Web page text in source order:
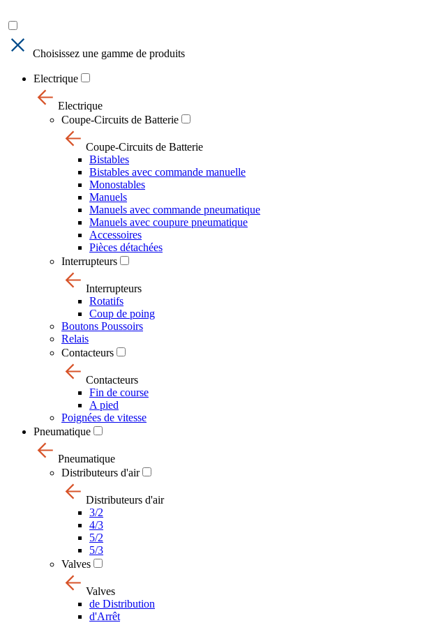
Choisissez une gamme de produits
Electrique
Electrique
Coupe-Circuits de Batterie
Coupe-Circuits de Batterie
Bistables
Bistables avec commande manuelle
Monostables
Manuels
Manuels avec commande pneumatique
Manuels avec coupure pneumatique
Accessoires
Pièces détachées
Interrupteurs
Interrupteurs
Rotatifs
Coup de poing
Boutons Poussoirs
Relais
Contacteurs
Contacteurs
Fin de course
A pied
Poignées de vitesse
Pneumatique
Pneumatique
Distributeurs d'air
Distributeurs d'air
3/2
4/3
5/2
5/3
Valves
Valves
de Distribution
d'Arrêt